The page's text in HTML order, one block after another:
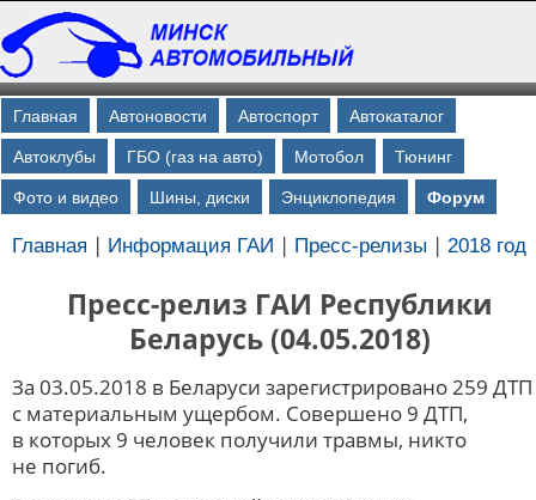
Главная Автоновости Автоспорт Автокаталог
Автоклубы ГБО (газ на авто) Мотобол Тюнинг
Фото и видео Шины, диски Энциклопедия Форум
Главная | Информация ГАИ | Пресс-релизы | 2018 год
Пресс-релиз ГАИ Республики
Беларусь (04.05.2018)
За 03.05.2018 в Беларуси зарегистрировано 259 ДТП
с материальным ущербом. Совершено 9 ДТП,
в которых 9 человек получили травмы, никто
не погиб.